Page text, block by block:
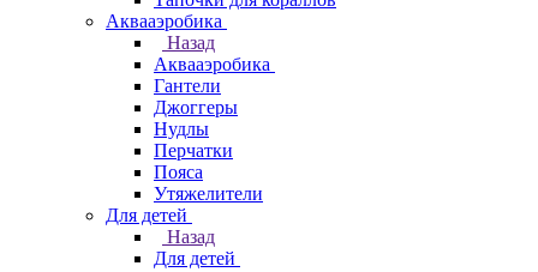
Аквааэробика
Назад
Аквааэробика
Гантели
Джоггеры
Нудлы
Перчатки
Пояса
Утяжелители
Для детей
Назад
Для детей